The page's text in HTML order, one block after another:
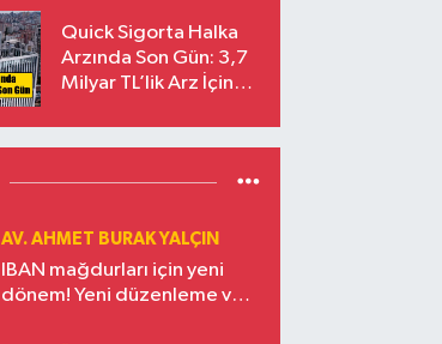
Quick Sigorta Halka
Arzında Son Gün: 3,7
Milyar TL’lik Arz İçin
Eriyor
AV. AHMET BURAK YALÇIN
IBAN mağdurları için yeni
dönem! Yeni düzenleme ve